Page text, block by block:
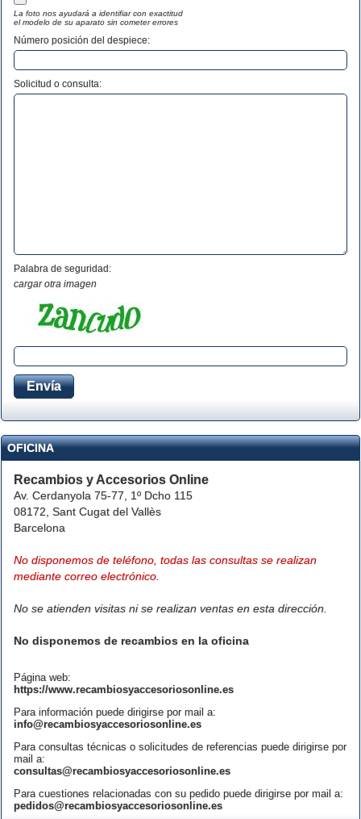
La foto nos ayudará a identifiar con exactitud
el modelo de su aparato sin cometer errores
Número posición del despiece:
Solicitud o consulta:
Palabra de seguridad:
cargar otra imagen
OFICINA
Recambios y Accesorios Online
Av. Cerdanyola 75-77, 1º Dcho 115
08172, Sant Cugat del Vallès
Barcelona
No disponemos de teléfono, todas las consultas se realizan
mediante correo electrónico.
No se atienden visitas ni se realizan ventas en esta dirección.
No disponemos de recambios en la oficina
Página web:
https://www.recambiosyaccesoriosonline.es
Para información puede dirigirse por mail a:
info@recambiosyaccesoriosonline.es
Para consultas técnicas o solicitudes de referencias puede dirigirse por
mail a:
consultas@recambiosyaccesoriosonline.es
Para cuestiones relacionadas con su pedido puede dirigirse por mail a:
pedidos@recambiosyaccesoriosonline.es